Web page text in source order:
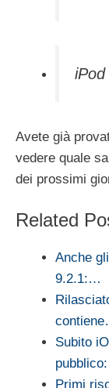
Avete già
vedere quale
dei prossimi
Related
Anche
9.2.1:…
Subito
Primi